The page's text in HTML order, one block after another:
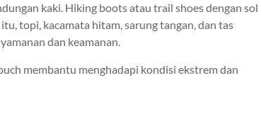
kaki. Hiking boots atau trail shoes dengan sol
topi, kacamata hitam, sarung tangan, dan tas
dan keamanan.
membantu menghadapi kondisi ekstrem dan